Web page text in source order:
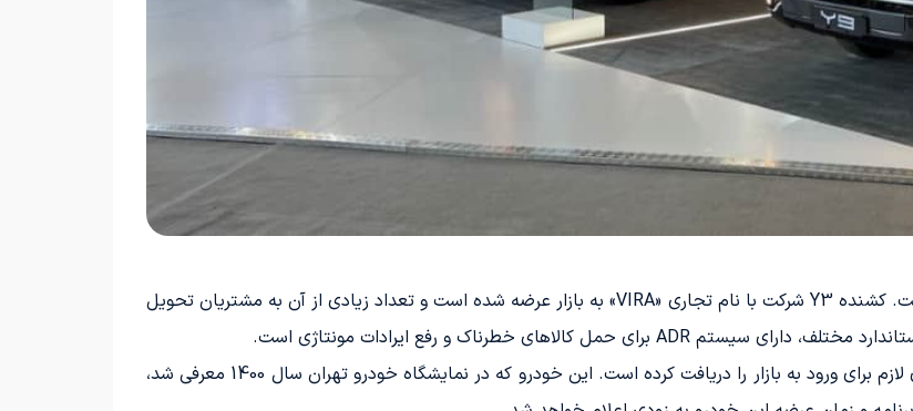
استاندارد ADR برای کشنده‌های این مجموعه رعایت شده است. کشنده Y3 شرکت با نام تجاری «VIRA» به بازار عرضه شده است و تعداد زیادی از آن به مشتریان تحویل
آقای اکبری اعلام کرد که کشنده دماغ‌دار Z3 تمامی مجوزهای لازم برای ورود به بازار را دریافت کرده است. این خودرو که در نمایشگاه خودرو تهران سال 1400 معرفی شد،